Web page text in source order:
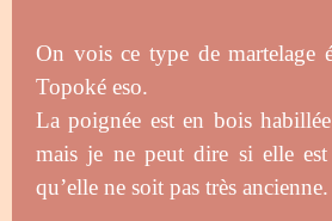
On vois ce type de martelage
Topoké eso.
La poignée est en bois
mais je ne peut dire si elle
qu’elle ne soit pas très ancienne.